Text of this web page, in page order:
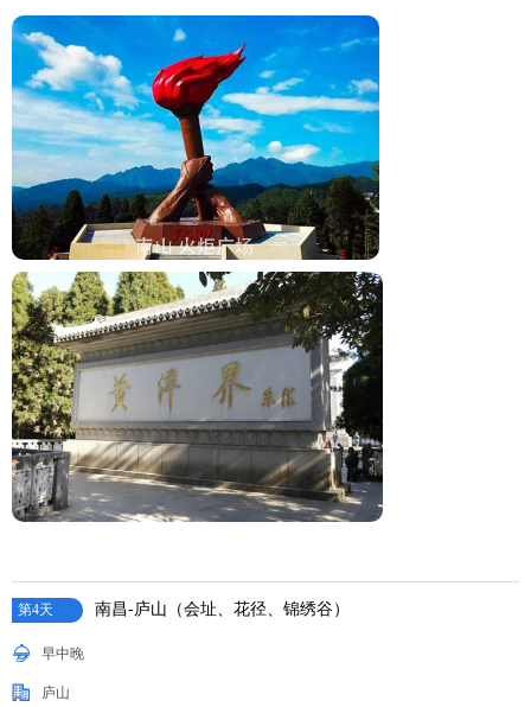
第4天 南昌-庐山（会址、花径、锦绣谷）
早中晚
庐山